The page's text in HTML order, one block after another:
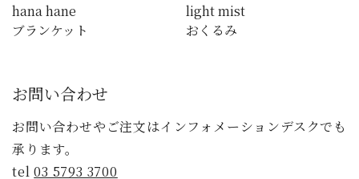
hana hane
ブランケット
light mist
おくるみ
お問い合わせ
お問い合わせやご注文はインフォメーションデスクでも
承ります。
tel03 5793 3700